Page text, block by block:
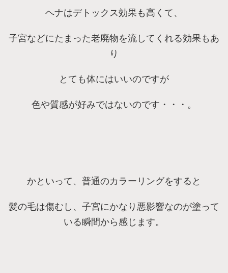
ヘナはデトックス効果も高くて、
子宮などにたまった老廃物を流してくれる効果もあ
り
とても体にはいいのですが
色や質感が好みではないのです・・・。
かといって、普通のカラーリングをすると
髪の毛は傷むし、子宮にかなり悪影響なのが塗って
いる瞬間から感じます。